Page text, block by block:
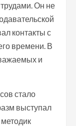
Он не
контакты с
времени. В
и
стало
выступал